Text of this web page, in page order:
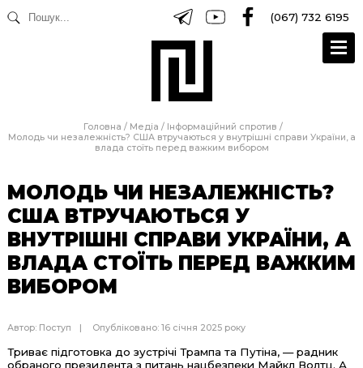
(067) 732 6195
Головна / Медіа / Інформаційний спротив /
Молодь чи незалежність? США втручаються у внутрішні справи України, а
влада стоїть перед важким вибором
МОЛОДЬ ЧИ НЕЗАЛЕЖНІСТЬ?
США ВТРУЧАЮТЬСЯ У
ВНУТРІШНІ СПРАВИ УКРАЇНИ, А
ВЛАДА СТОЇТЬ ПЕРЕД ВАЖКИМ
ВИБОРОМ
Автор: Поступ Опубліковано: 16 січня 2025 року
Триває підготовка до зустрічі Трампа та Путіна, — радник
обраного президента з питань нацбезпеки Майкл Волтц. А